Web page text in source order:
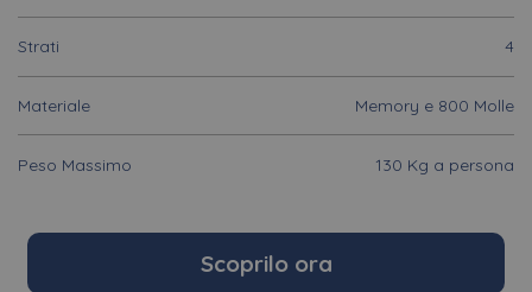
Strati 4
Materiale Memory e 800 Molle
Peso Massimo 130 Kg a persona
Scoprilo ora